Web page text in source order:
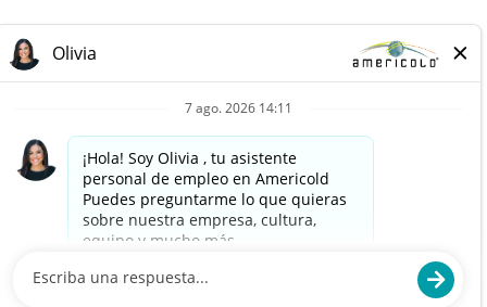
© Americold Logistics, LLC. 2025. All rights reserved